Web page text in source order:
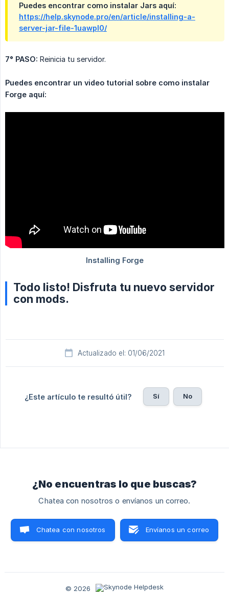
Puedes encontrar como instalar Jars aquí:
https://help.skynode.pro/en/article/installing-a-
server-jar-file-1uawpl0/
7° PASO: Reinicia tu servidor.
Puedes encontrar un video tutorial sobre como instalar
Forge aquí:
Todo listo! Disfruta tu nuevo servidor
con mods.
Actualizado el: 01/06/2021
¿Este artículo te resultó útil? Sí No
¿No encuentras lo que buscas?
Chatea con nosotros o envíanos un correo.
Chatea con nosotros Envíanos un correo
© 2026